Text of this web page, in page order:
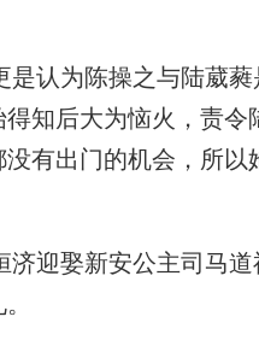
认为陈操之与陆葳蕤
知后大为恼火，责令
有出门的机会，所以
迎娶新安公主司马道